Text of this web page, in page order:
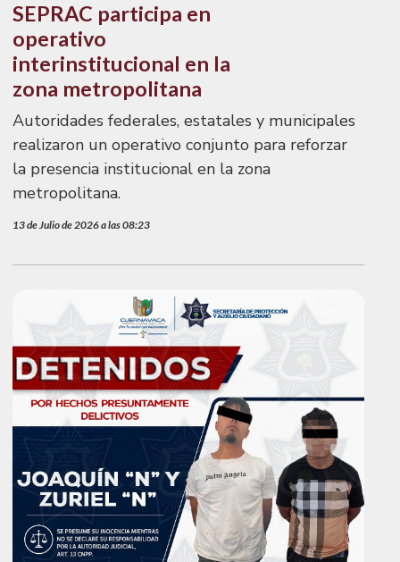
SEPRAC participa en
operativo
interinstitucional en la
zona metropolitana
Autoridades federales, estatales y municipales
realizaron un operativo conjunto para reforzar
la presencia institucional en la zona
metropolitana.
13 de Julio de 2026 a las 08:23